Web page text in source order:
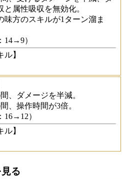
と属性吸収を無効化。
味方のスキルが1ターン溜ま
14→9）
ル】
、ダメージを半減。
、操作時間が3倍。
16→12）
ル】
る